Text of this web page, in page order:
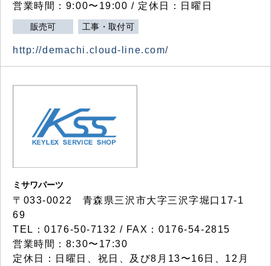
営業時間：9:00〜19:00 / 定休日：日曜日
販売可 工事・取付可
http://demachi.cloud-line.com/
ミサワパーツ
〒033-0022 青森県三沢市大字三沢字堀口17-1
69
TEL：0176-50-7132 / FAX：0176-54-2815
営業時間：8:30〜17:30
定休日：日曜日、祝日、及び8月13〜16日、12月